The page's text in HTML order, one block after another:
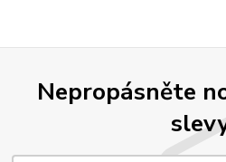
Nepropásněte